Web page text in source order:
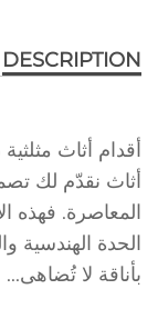
DESCRIPTION
أقدام أثاث
أثاث نقدّم لك
المعاصرة. فهذه
الحدة الهندسية
بأناقة لا تُضاهى...